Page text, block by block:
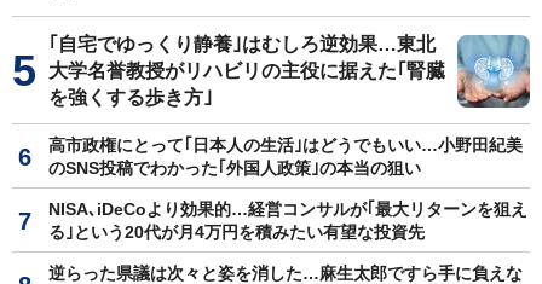
｢自宅でゆっくり静養｣はむしろ逆効果…東北
大学名誉教授がリハビリの主役に据えた｢腎臓
を強くする歩き方｣
高市政権にとって｢日本人の生活｣はどうでもいい…小野田紀美
のSNS投稿でわかった｢外国人政策｣の本当の狙い
NISA､iDeCoより効果的…経営コンサルが｢最大リターンを狙え
る｣という20代が月4万円を積みたい有望な投資先
逆らった県議は次々と姿を消した…麻生太郎ですら手に負えな